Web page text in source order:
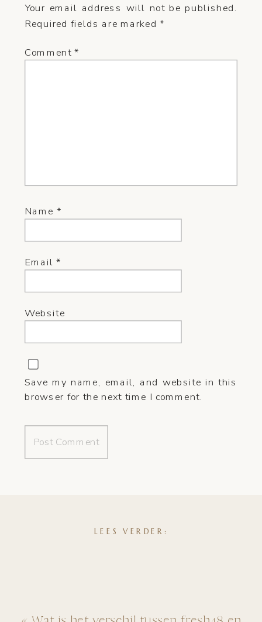
Your email address will not be published.
Required fields are marked*
Comment*
Name *
Email*
Website
Save my name, email, and website in this
browser for the next time I comment.
LEES VERDER: